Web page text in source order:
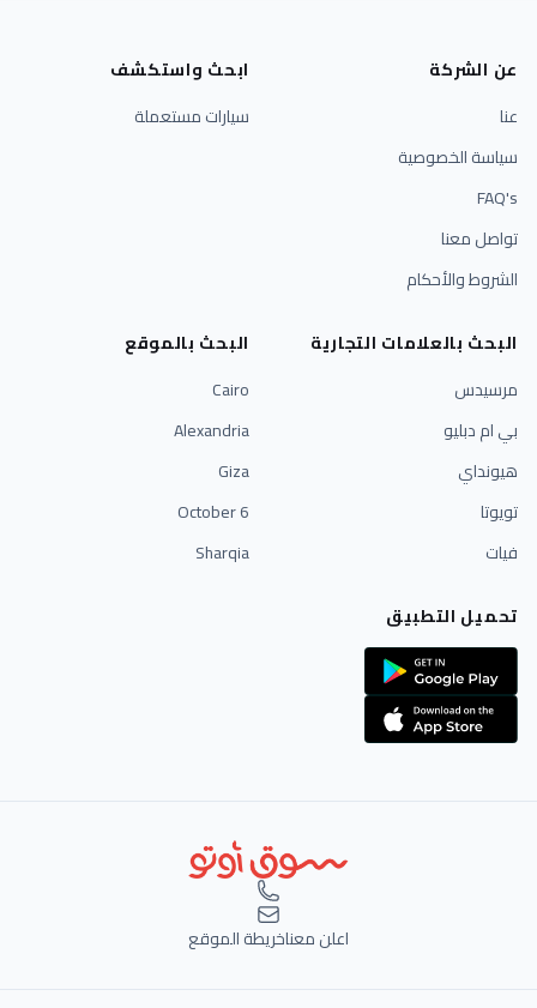
عن الشركة
عنا
سياسة الخصوصية
FAQ's
تواصل معنا
الشروط والأحكام
ابحث واستكشف
سيارات مستعملة
البحث بالعلامات التجارية
مرسيدس
بي ام دبليو
هيونداي
تويوتا
فيات
البحث بالموقع
Cairo
Alexandria
Giza
6 October
Sharqia
تحميل التطبيق
اعلن معناخريطة الموقع